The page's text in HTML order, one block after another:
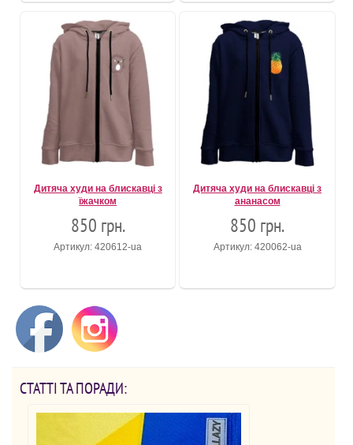
Дитяча худи на блискавці з
їжачком
850 грн.
Артикул: 420612-ua
Дитяча худи на блискавці з
ананасом
850 грн.
Артикул: 420062-ua
СТАТТІ ТА ПОРАДИ: